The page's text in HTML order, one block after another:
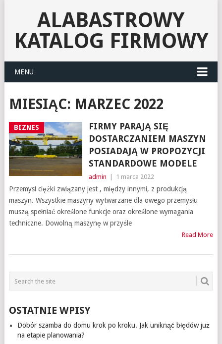
ALABASTROWY
KATALOG FIRMOWY
MENU
MIESIĄC: MARZEC 2022
BIZNES
FIRMY PARAJĄ SIĘ
DOSTARCZANIEM MASZYN
POSIADAJĄ W PROPOZYCJI
STANDARDOWE MODELE
admin 1 marca 2022
Przemysł ciężki związany jest , między innymi, z produkcją
maszyn. Wszystkie maszyny wytwarzane dla owego przemysłu
muszą spełniać określone funkcje oraz określone wymagania
techniczne. Dowolną maszynę w przyśle
Read More
OSTATNIE WPISY
Dobór szamba do domu krok po kroku. Jak uniknąć błędów już
na etapie planowania?